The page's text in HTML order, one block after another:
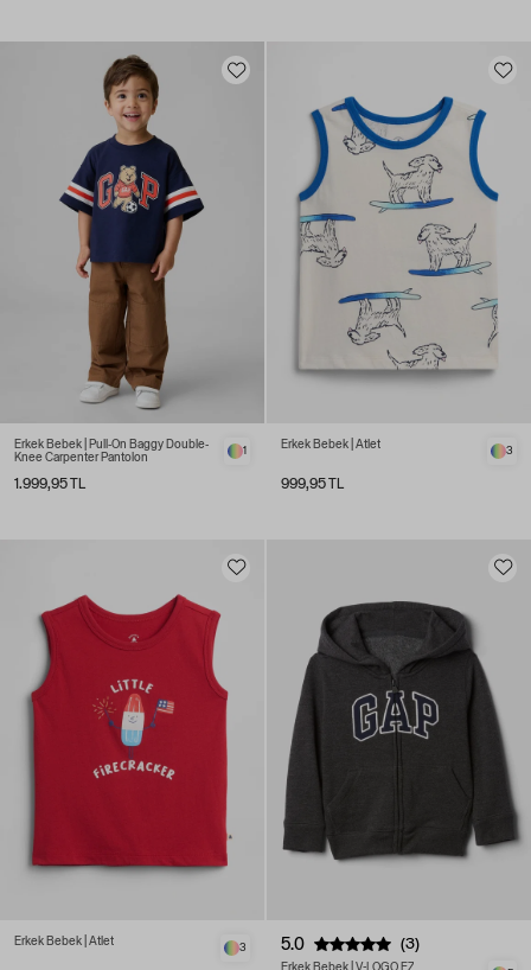
Erkek Bebek | Pull-On Baggy Double-
Knee Carpenter Pantolon
1.999,95 TL
1
Erkek Bebek | Atlet
999,95 TL
3
Erkek Bebek | Atlet
3 5.0 (3)
Erkek Bebek | V-LOGO FZ